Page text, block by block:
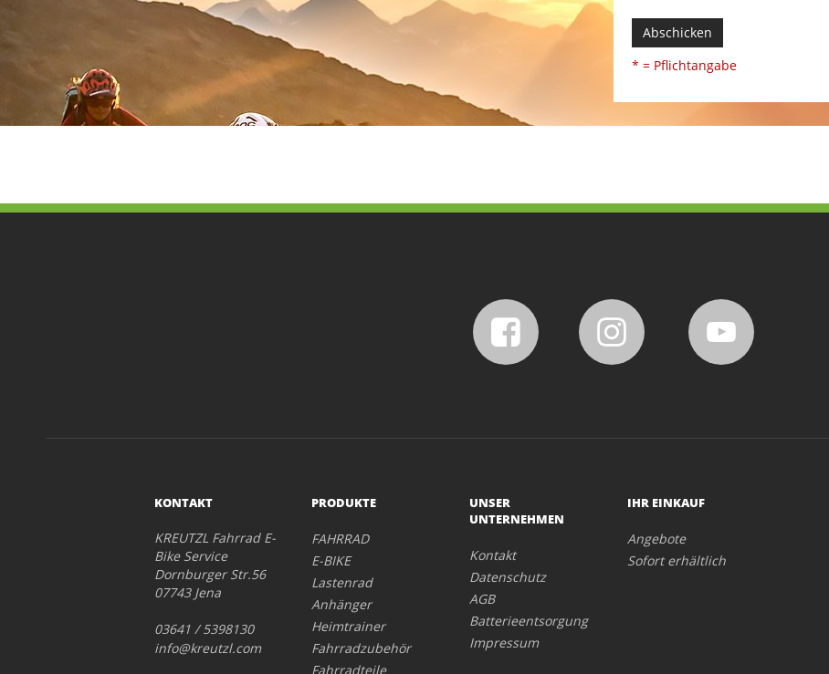
Abschicken
* = Pflichtangabe
KONTAKT
KREUTZL Fahrrad E-
Bike Service
Dornburger Str.56
07743 Jena
03641 / 5398130
info@kreutzl.com
PRODUKTE
FAHRRAD
E-BIKE
Lastenrad
Anhänger
Heimtrainer
Fahrradzubehör
Fahrradteile
UNSER
UNTERNEHMEN
Kontakt
Datenschutz
AGB
Batterieentsorgung
Impressum
IHR EINKAUF
Angebote
Sofort erhältlich